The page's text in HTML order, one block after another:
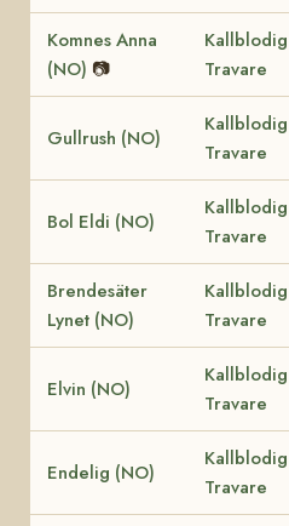
Komnes Anna
(NO) 📷
Kallblodig
Travare
Gullrush (NO)
Kallblodig
Travare
Bol Eldi (NO)
Kallblodig
Travare
Brendesäter
Lynet (NO)
Kallblodig
Travare
Elvin (NO)
Kallblodig
Travare
Endelig (NO)
Kallblodig
Travare